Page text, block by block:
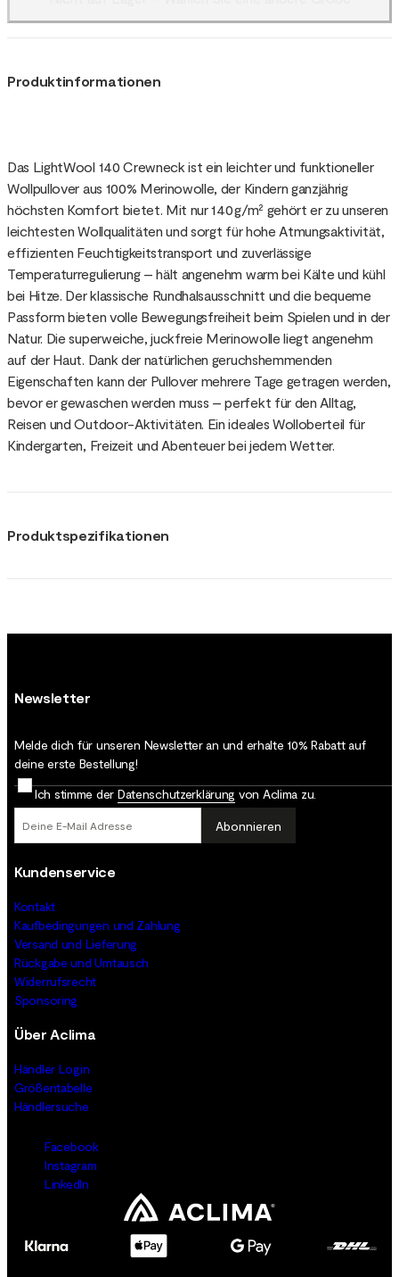
Produktinformationen
Das LightWool 140 Crewneck ist ein leichter und funktioneller
Wollpullover aus 100% Merinowolle, der Kindern ganzjährig
höchsten Komfort bietet. Mit nur 140 g/m² gehört er zu unseren
leichtesten Wollqualitäten und sorgt für hohe Atmungsaktivität,
effizienten Feuchtigkeitstransport und zuverlässige
Temperaturregulierung – hält angenehm warm bei Kälte und kühl
bei Hitze. Der klassische Rundhalsausschnitt und die bequeme
Passform bieten volle Bewegungsfreiheit beim Spielen und in der
Natur. Die superweiche, juckfreie Merinowolle liegt angenehm
auf der Haut. Dank der natürlichen geruchshemmenden
Eigenschaften kann der Pullover mehrere Tage getragen werden,
bevor er gewaschen werden muss – perfekt für den Alltag,
Reisen und Outdoor-Aktivitäten. Ein ideales Wolloberteil für
Kindergarten, Freizeit und Abenteuer bei jedem Wetter.
Produktspezifikationen
Newsletter
Melde dich für unseren Newsletter an und erhalte 10% Rabatt auf
deine erste Bestellung!
Ich stimme der Datenschutz­erklärung von Aclima zu.
Abonnieren
Kundenservice
Kontakt
Kaufbedingungen und Zahlung
Versand und Lieferung
Rückgabe und Umtausch
Widerrufsrecht
Sponsoring
Über Aclima
Händler Login
Größentabelle
Händlersuche
Facebook
Instagram
LinkedIn